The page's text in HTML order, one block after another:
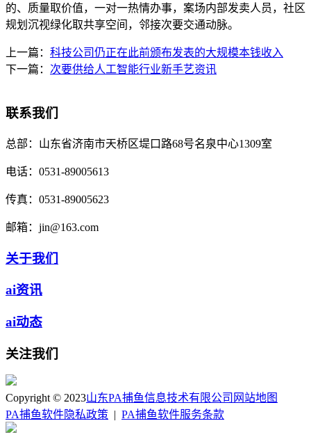
的、质量取价值，一对一热情办事，案场内部发卖人员，社区
规划沉视绿化取共享空间，邻接次要交通动脉。
上一篇： 科技公司仍正在此前颁布发表的大规模本钱收入
下一篇： 次要供给人工智能行业新手艺资讯
联系我们
总部： 山东省济南市天桥区堤口路68号名泉中心1309室
电话： 0531-89005613
传真： 0531-89005623
邮箱： jin@163.com
关于我们
ai资讯
ai动态
关注我们
Copyright © 2023山东PA捕鱼信息技术有限公司 网站地图
PA捕鱼软件隐私政策
PA捕鱼软件服务条款